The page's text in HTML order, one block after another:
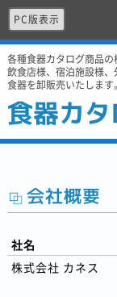
各種食器カタログ商品の
飲食店様、宿泊施設様
食器を卸販売いたします。
食器カ
PC版表示
会社概要
社名
株式会社 カネス